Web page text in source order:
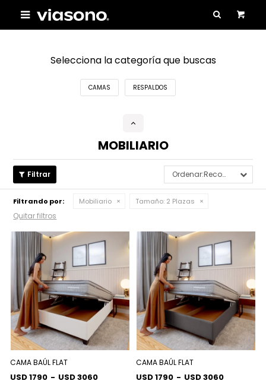

Selecciona la categoría que buscas
CAMAS RESPALDOS
MOBILIARIO
Recomendados
Filtrando por: Mobiliario Tamaño: 2 Plazas
Quitar filtros
CAMA BAÚL FLAT
USD 1790 - USD 3060
CAMA BAÚL FLAT
USD 1790 - USD 3060